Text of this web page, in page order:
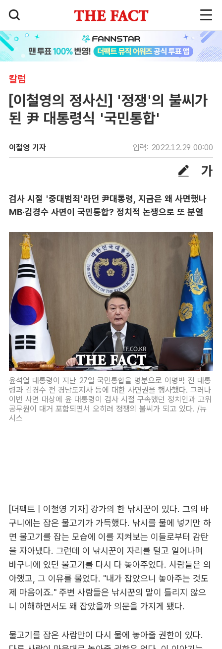
칼럼
[이철영의 정사신] '정쟁'의 불씨가
된 尹 대통령식 '국민통합'
이철영 기자 입력: 2022.12.29 00:00
검사 시절 '중대범죄'라던 尹대통령, 지금은 왜 사면했나
MB·김경수 사면이 국민통합? 정치적 논쟁으로 또 분열
윤석열 대통령이 지난 27일 국민통합을 명분으로 이명박 전 대통
령과 김경수 전 경남도지사 등에 대한 사면권을 행사했다. 그러나
이번 사면 대상에 윤 대통령이 검사 시절 구속했던 정치인과 고위
공무원이 대거 포함되면서 오히려 정쟁의 불씨가 되고 있다. /뉴
시스
[더팩트ㅣ이철영 기자] 강가의 한 낚시꾼이 있다. 그의 바
구니에는 잡은 물고기가 가득했다. 낚시를 물에 넣기만 하
면 물고기를 잡는 모습에 이를 지켜보는 이들로부터 감탄
을 자아냈다. 그런데 이 낚시꾼이 자리를 털고 일어나며
바구니에 있던 물고기를 다시 다 놓아주었다. 사람들은 의
아했고, 그 이유를 물었다. "내가 잡았으니 놓아주는 것도
제 마음이죠." 주변 사람들은 낚시꾼의 말이 틀리지 않으
니 이해하면서도 왜 잡았을까 의문을 가지게 됐다.
물고기를 잡은 사람만이 다시 물에 놓아줄 권한이 있다.